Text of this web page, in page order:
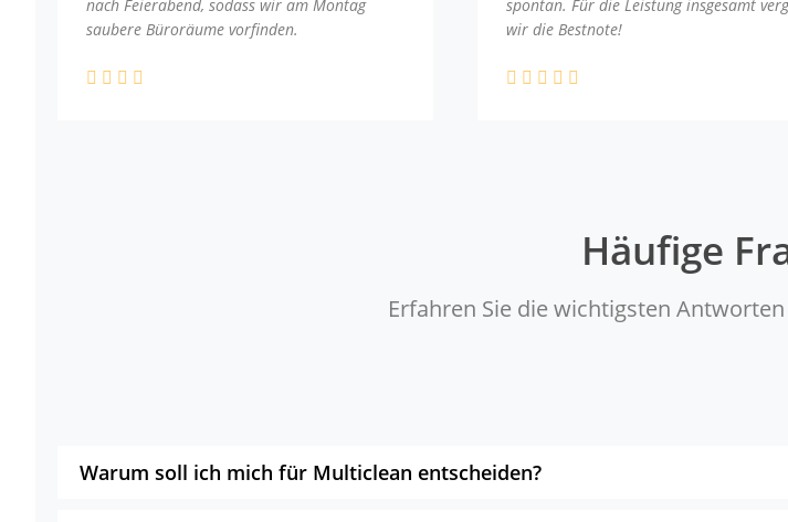
nach Feierabend, sodass wir am Montag
saubere Büroräume vorfinden.
spontan. Für die Leistung insgesamt
wir die Bestnote!
Häufige
Erfahren Sie die wichtigsten
Warum soll ich mich für Multiclean entscheiden?